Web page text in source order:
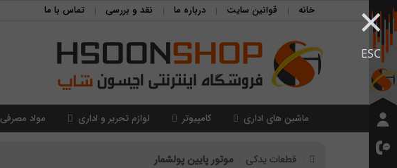
×
ESC
خانه قوانین سایت درباره ما نقد و بررسی تماس با ما
ماشین های اداری کامپیوتر لوازم تحریر و اداری مواد مصرفی
قطعات یدکی موتور پایین پولشمار